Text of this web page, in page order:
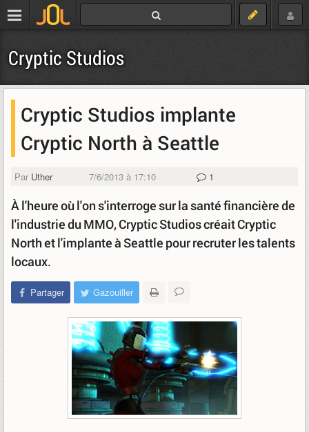
Cryptic Studios
Cryptic Studios implante
Cryptic North à Seattle
Par Uther 7/6/2013 à 17:10 1
À l'heure où l'on s'interroge sur la santé financière de
l'industrie du MMO, Cryptic Studios créait Cryptic
North et l'implante à Seattle pour recruter les talents
locaux.
Partager Gazouiller